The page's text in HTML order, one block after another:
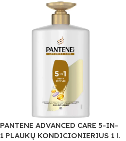
PANTENE ADVANCED CARE 5-IN-
1 PLAUKŲ KONDICIONIERIUS 1 l.